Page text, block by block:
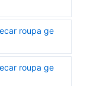
roupa ge
roupa ge